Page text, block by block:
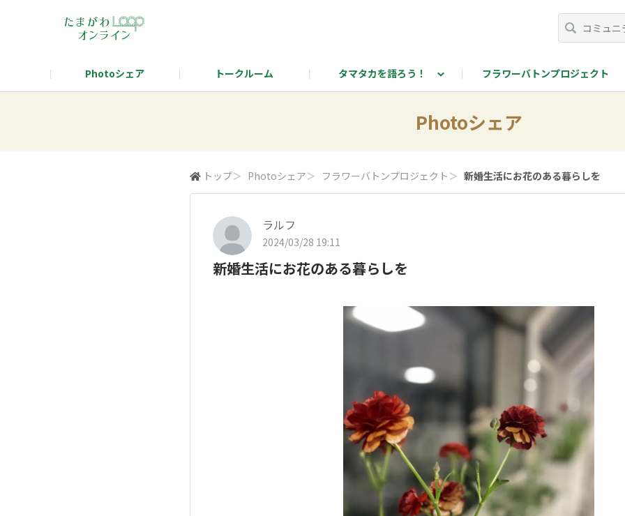
Photoシェア トークルーム タマタカを語ろう！ フラワーバトンプロジェクト
Photoシェア
トップ＞ Photoシェア＞ フラワーバトンプロジェクト ＞ 新婚生活にお花のある暮らしを
ラルフ
2024/03/28 19:11
新婚生活にお花のある暮らしを